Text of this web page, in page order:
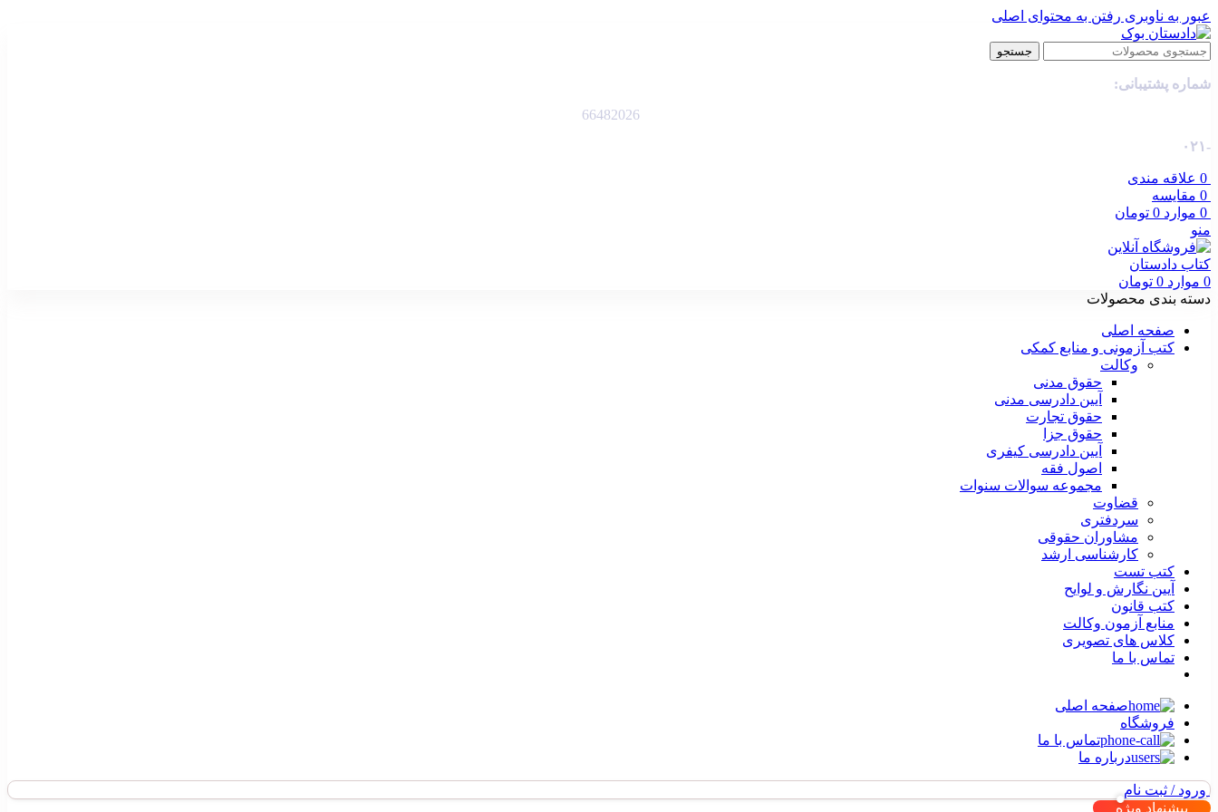
عبور به ناوبری رفتن به محتوای اصلی
جستجو
شماره پشتیبانی:
66482026
-۰۲۱
0 علاقه مندی
0 مقایسه
0 موارد 0 تومان
منو
0 موارد 0 تومان
دسته بندی محصولات
صفحه اصلی
کتب آزمونی و منابع کمکی
وکالت
حقوق مدنی
آیین دادرسی مدنی
حقوق تجارت
حقوق جزا
آیین دادرسی کیفری
اصول فقه
مجموعه سوالات سنوات
قضاوت
سردفتری
مشاوران حقوقی
کارشناسی ارشد
کتب تست
آیین نگارش و لوایح
کتب قانون
منابع آزمون وکالت
کلاس های تصویری
تماس با ما
صفحه اصلی
فروشگاه
تماس با ما
درباره ما
ورود / ثبت نام
پیشنهاد ویژه